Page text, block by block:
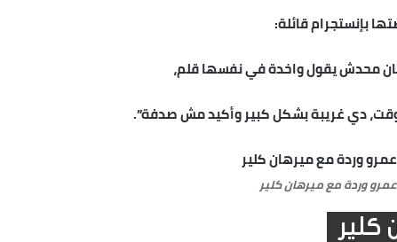
بإنستجرام قائلة:
محدش يقول واخدة في نفسها قلم،
دي غريبة بشكل كبير وأكيد مش صدفة”.
وردة مع ميرهان كلير